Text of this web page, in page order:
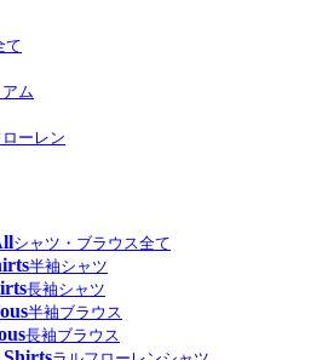
て
ム
ーレン
シャツ・ブラウス全て
半袖シャツ
長袖シャツ
半袖ブラウス
長袖ブラウス